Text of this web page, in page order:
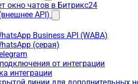
окно чатов в Битрикс24
API)
Business API (WABA)
(серая)
от интеграции
интеграции